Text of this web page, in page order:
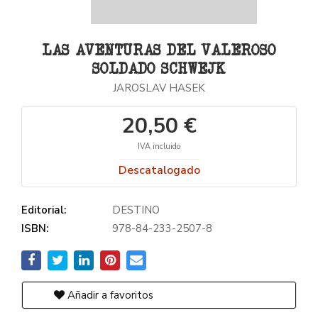
LAS AVENTURAS DEL VALEROSO
SOLDADO SCHWEJK
JAROSLAV HASEK
20,50 €
IVA incluido
Descatalogado
Editorial:
DESTINO
ISBN:
978-84-233-2507-8
Añadir a favoritos